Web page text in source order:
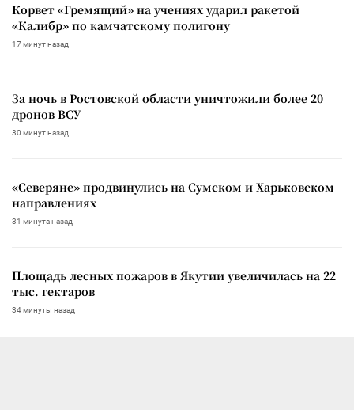
Корвет «Гремящий» на учениях ударил ракетой
«Калибр» по камчатскому полигону
17 минут назад
За ночь в Ростовской области уничтожили более 20
дронов ВСУ
30 минут назад
«Северяне» продвинулись на Сумском и Харьковском
направлениях
31 минута назад
Площадь лесных пожаров в Якутии увеличилась на 22
тыс. гектаров
34 минуты назад